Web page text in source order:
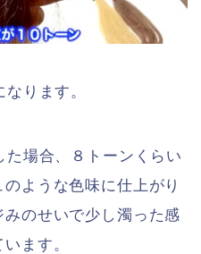
ります。
場合、８トーンくらい
ような色味に仕上がり
のせいで少し濁った感
ます。